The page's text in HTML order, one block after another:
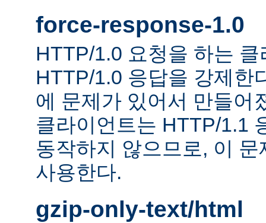
force-response-1.0
HTTP/1.0 요청을 하는
HTTP/1.0 응답을 강제한
에 문제가 있어서 만들어
클라이언트는 HTTP/1.1
동작하지 않으므로, 이
사용한다.
gzip-only-text/html